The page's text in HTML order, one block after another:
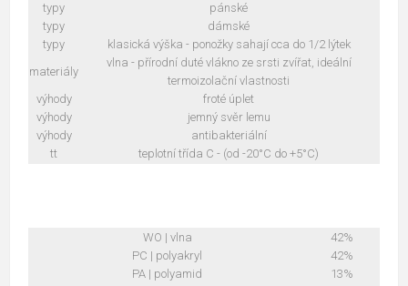
typy
pánské
typy
dámské
typy
klasická výška - ponožky sahají cca do 1/2 lýtek
materiály
vlna - přírodní duté vlákno ze srsti zvířat, ideální
termoizolační vlastnosti
výhody
froté úplet
výhody
jemný svěr lemu
výhody
antibakteriální
tt
teplotní třída C - (od -20°C do +5°C)
WO | vlna
42%
PC | polyakryl
42%
PA | polyamid
13%